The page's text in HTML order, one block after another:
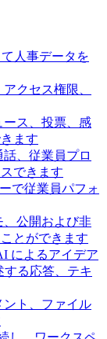
人事データを
クセス権限、
ース、投票、感
ます
、従業員プロ
できます
で従業員パフォ
、公開および非
とができます
によるアイデア
る応答、テキ
ト、ファイル